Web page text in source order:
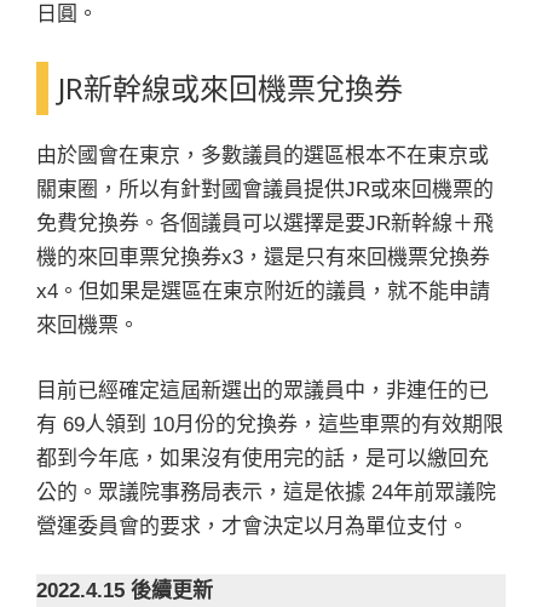
日圓。
JR新幹線或來回機票兌換券
由於國會在東京，多數議員的選區根本不在東京或
關東圈，所以有針對國會議員提供JR或來回機票的
免費兌換券。各個議員可以選擇是要JR新幹線＋飛
機的來回車票兌換券x3，還是只有來回機票兌換券
x4。但如果是選區在東京附近的議員，就不能申請
來回機票。
目前已經確定這屆新選出的眾議員中，非連任的已
有 69人領到 10月份的兌換券，這些車票的有效期限
都到今年底，如果沒有使用完的話，是可以繳回充
公的。眾議院事務局表示，這是依據 24年前眾議院
營運委員會的要求，才會決定以月為單位支付。
2022.4.15 後續更新